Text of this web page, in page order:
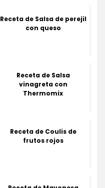
Receta de Salsa de perejil
con queso
Receta de Salsa
vinagreta con
Thermomix
Receta de Coulis de
frutos rojos